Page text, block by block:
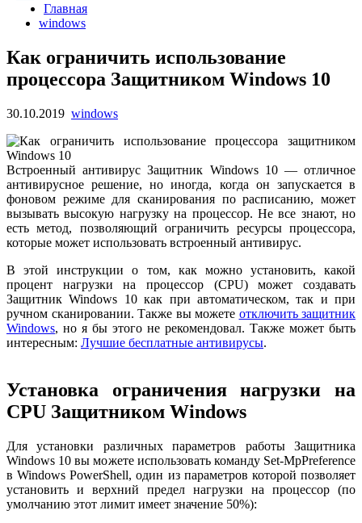
Главная
windows
Как ограничить использование
процессора Защитником Windows 10
30.10.2019 windows
Встроенный антивирус Защитник Windows 10 — отличное
антивирусное решение, но иногда, когда он запускается в
фоновом режиме для сканирования по расписанию, может
вызывать высокую нагрузку на процессор. Не все знают, но
есть метод, позволяющий ограничить ресурсы процессора,
которые может использовать встроенный антивирус.
В этой инструкции о том, как можно установить, какой
процент нагрузки на процессор (CPU) может создавать
Защитник Windows 10 как при автоматическом, так и при
ручном сканировании. Также вы можете отключить защитник
Windows, но я бы этого не рекомендовал. Также может быть
интересным: Лучшие бесплатные антивирусы.
Установка ограничения нагрузки на
CPU Защитником Windows
Для установки различных параметров работы Защитника
Windows 10 вы можете использовать команду Set-MpPreference
в Windows PowerShell, один из параметров которой позволяет
установить и верхний предел нагрузки на процессор (по
умолчанию этот лимит имеет значение 50%):